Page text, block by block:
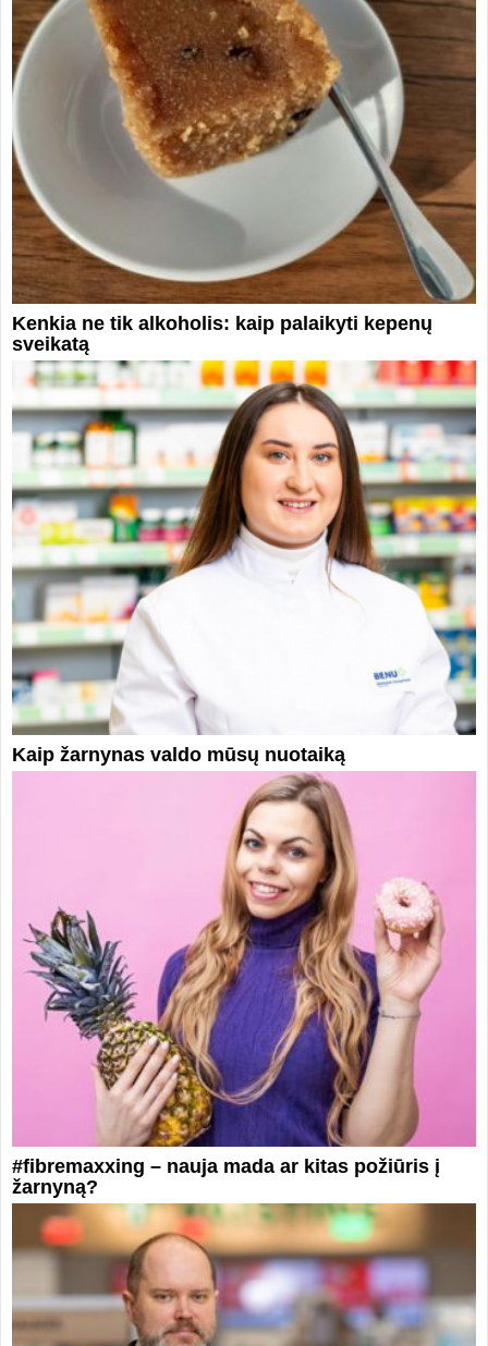
Kenkia ne tik alkoholis: kaip palaikyti kepenų
sveikatą
Kaip žarnynas valdo mūsų nuotaiką
#fibremaxxing – nauja mada ar kitas požiūris į
žarnyną?